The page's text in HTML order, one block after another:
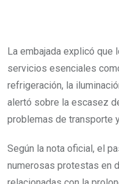
La embajada explicó que
servicios esenciales
refrigeración, la
alertó sobre la escasez
problemas de transporte
Según la nota oficial, el
numerosas protestas en